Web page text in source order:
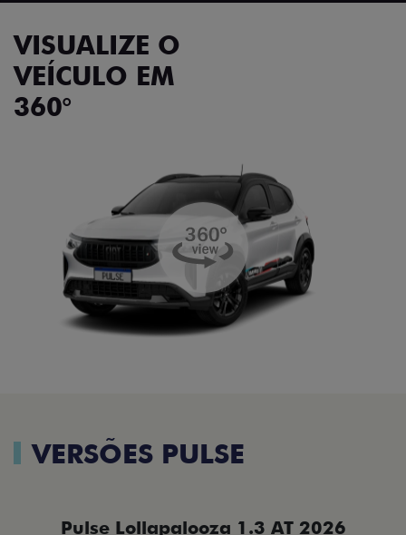
VISUALIZE O
VEÍCULO EM
360°
VERSÕES PULSE
Pulse Lollapalooza 1.3 AT 2026